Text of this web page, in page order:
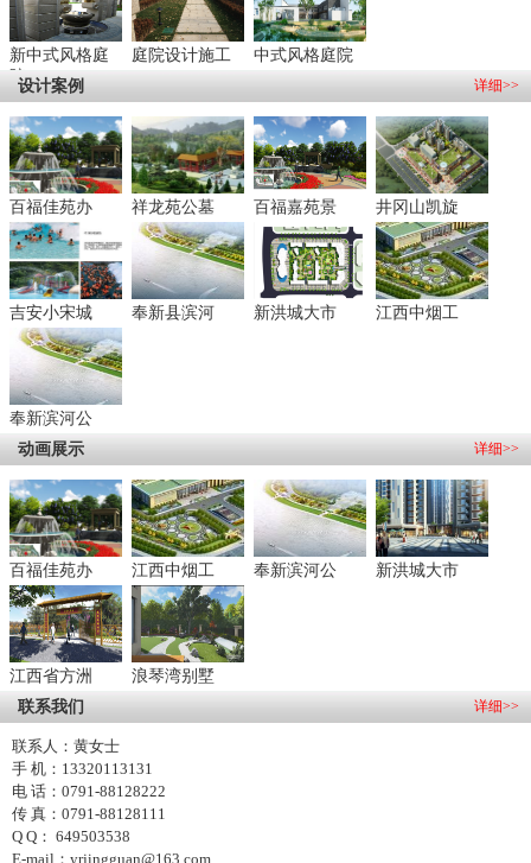
新中式风格庭
院
庭院设计施工 中式风格庭院
详细>>
设计案例
百福佳苑办 祥龙苑公墓 百福嘉苑景 井冈山凯旋
吉安小宋城 奉新县滨河 新洪城大市 江西中烟工
奉新滨河公
详细>>
动画展示
百福佳苑办 江西中烟工 奉新滨河公 新洪城大市
江西省方洲 浪琴湾别墅
详细>>
联系我们
联系人：黄女士
手 机：13320113131
电 话：0791-88128222
传 真：0791-88128111
Q Q： 649503538
E-mail：yrjingguan@163.com